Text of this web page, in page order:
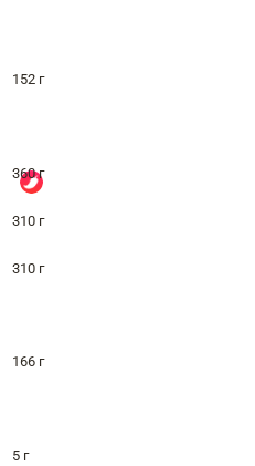
152 г
360 г
310 г
310 г
166 г
5 г